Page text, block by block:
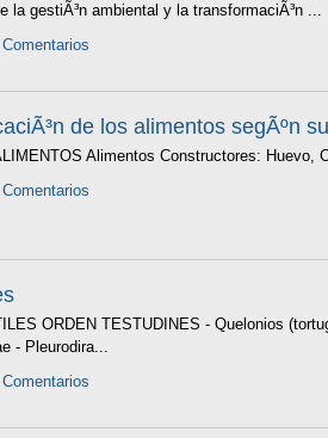
la gestiÃ³n ambiental y la transformaciÃ³n ...
de los alimentos segÃºn
Alimentos Constructores: Huevo,
ORDEN TESTUDINES - Quelonios
- Pleurodira...